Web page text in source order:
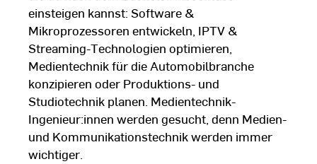
einsteigen kannst: Software &
Mikroprozessoren entwickeln, IPTV &
Streaming-Technologien optimieren,
Medientechnik für die Automobilbranche
konzipieren oder Produktions- und
Studiotechnik planen. Medientechnik-
Ingenieur:innen werden gesucht, denn Medien-
und Kommunikationstechnik werden immer
wichtiger.